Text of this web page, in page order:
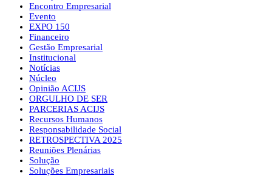
Encontro Empresarial
Evento
EXPO 150
Financeiro
Gestão Empresarial
Institucional
Notícias
Núcleo
Opinião ACIJS
ORGULHO DE SER
PARCERIAS ACIJS
Recursos Humanos
Responsabilidade Social
RETROSPECTIVA 2025
Reuniões Plenárias
Solução
Soluções Empresariais